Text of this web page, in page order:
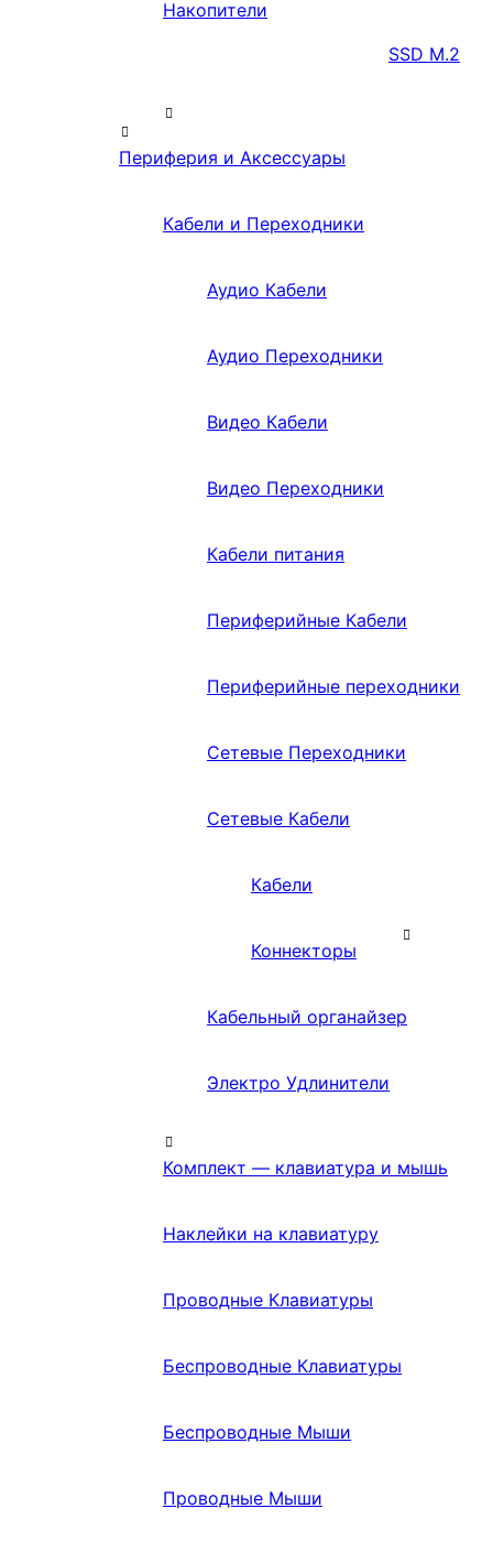
Накопители
SSD M.2
Периферия и Аксессуары
Кабели и Переходники
Аудио Кабели
Аудио Переходники
Видео Кабели
Видео Переходники
Кабели питания
Периферийные Кабели
Периферийные переходники
Сетевые Переходники
Сетевые Кабели
Кабели
Коннекторы
Кабельный органайзер
Электро Удлинители
Комплект — клавиатура и мышь
Наклейки на клавиатуру
Проводные Клавиатуры
Беспроводные Клавиатуры
Беспроводные Мыши
Проводные Мыши